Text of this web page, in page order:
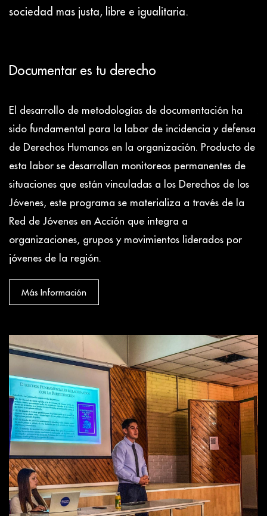
sociedad mas justa, libre e igualitaria.
Documentar es tu derecho
El desarrollo de metodologías de documentación ha
sido fundamental para la labor de incidencia y defensa
de Derechos Humanos en la organización. Producto de
esta labor se desarrollan monitoreos permanentes de
situaciones que están vinculadas a los Derechos de los
Jóvenes, este programa se materializa a través de la
Red de Jóvenes en Acción que integra a
organizaciones, grupos y movimientos liderados por
jóvenes de la región.
Más Información